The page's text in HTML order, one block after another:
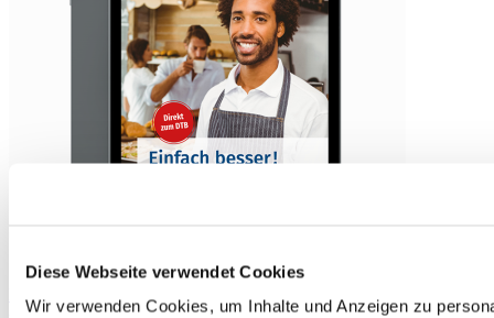
Diese Webseite verwendet Cookies
Wir verwenden Cookies, um Inhalte und Anzeigen zu
Einfach besser! Deutsch für Berufssprachkurse B1 Digitaler